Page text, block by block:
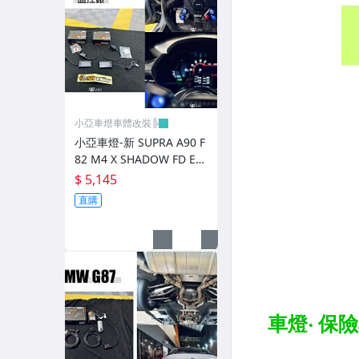
前後保桿.前後下巴.側裙.尾翼
升降機.汽車零件.鈑金零件
內.外把手.後視鏡.LED後視鏡
大燈框.後燈框.側燈框.霧燈框
煞車油門踏板.冷光迎賓踏板
排氣管.內龜板.下護板.擋泥板
原廠改裝水箱罩.通風網
各車系燈眉.空力套件
非常機車
車用精品百貨類.各車系晴雨窗
小亞車燈車體改裝╠
小亞車燈-新 SUPRA A90 F
82 M4 X SHADOW FD EV
O OBD2 監控錶 監控表
$ 5,145
直購